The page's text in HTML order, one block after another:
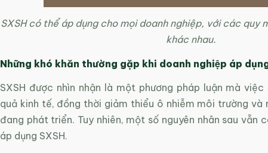
SXSH có thể áp dụng cho mọi doanh nghiệp, với các quy
khác nhau.
Những khó khăn thường gặp khi doanh nghiệp áp
SXSH được nhìn nhận là một phương pháp luận mà
quả kinh tế, đồng thời giảm thiểu ô nhiễm môi trường và
đang phát triển. Tuy nhiên, một số nguyên nhân sau vẫn
áp dụng SXSH.